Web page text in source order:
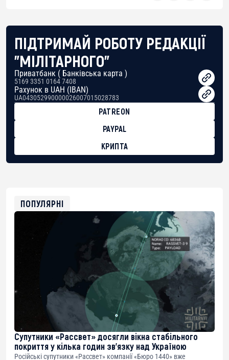
ПІДТРИМАЙ РОБОТУ РЕДАКЦІЇ
"МІЛІТАРНОГО"
Приватбанк ( Банківська карта )
5169 3351 0164 7408
Рахунок в UAH (IBAN)
UA043052990000026007015028783
PATREON
PAYPAL
КРИПТА
0xfD02863D3289416fcF50975c9DFda13623f97758
ПОПУЛЯРНІ
Супутники «Рассвет» досягли вікна стабільного
покриття у кілька годин зв’язку над Україною
Російські супутники «Рассвет» компанії «Бюро 1440» вже